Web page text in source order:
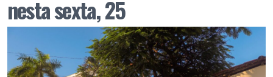
nesta sexta, 25